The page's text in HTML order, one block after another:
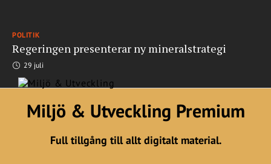
POLITIK
Regeringen presenterar ny mineralstrategi
29 juli
Miljö & Utveckling Premium
Full tillgång till allt digitalt material.